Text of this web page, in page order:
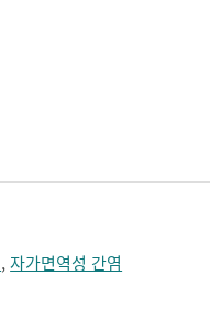
턱의 통증
,자가면역성 간염